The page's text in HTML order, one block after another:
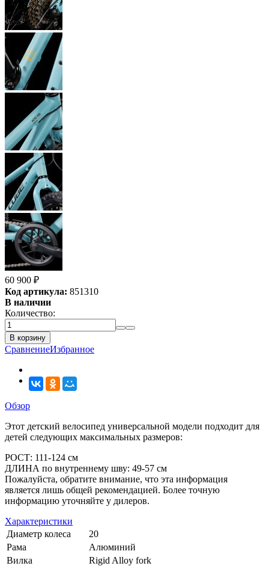
60 900 ₽
Код артикула: 851310
В наличии
Количество:
В корзину
СравнениеИзбранное
Обзор
Этот детский велосипед универсальной модели подходит для
детей следующих максимальных размеров:
РОСТ: 111-124 см
ДЛИНА по внутреннему шву: 49-57 см
Пожалуйста, обратите внимание, что эта информация
является лишь общей рекомендацией. Более точную
информацию уточняйте у дилеров.
Характеристики
Диаметр колеса
20
Рама
Алюминий
Вилка
Rigid Alloy fork